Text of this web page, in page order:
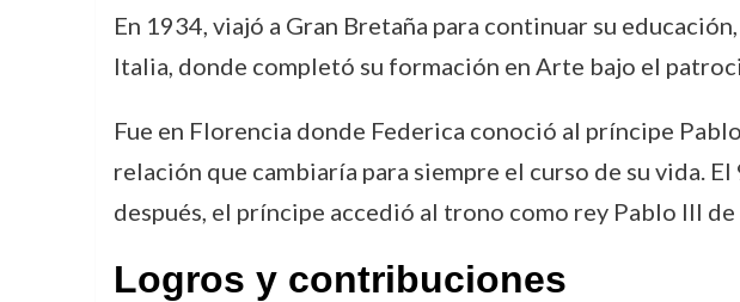
En 1934, viajó a Gran Bretaña para continuar su
Italia, donde completó su formación en Arte bajo el
Fue en Florencia donde Federica conoció al príncipe
relación que cambiaría para siempre el curso de su vida.
después, el príncipe accedió al trono como rey Pablo III
Logros y contribuciones